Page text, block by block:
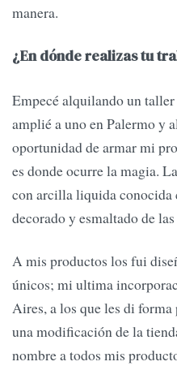
manera.
¿En dónde realizas tu
Empecé alquilando un
amplié a uno en Palermo y
oportunidad de armar mi
es donde ocurre la magia.
con arcilla liquida
decorado y esmaltado de
A mis productos los fui
únicos; mi ultima
Aires, a los que les di
una modificación de la
nombre a todos mis